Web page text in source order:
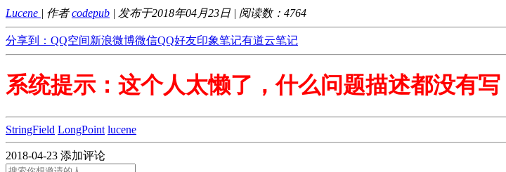
Lucene | 作者codepub | 发布于2018年04月23日 | 阅读数： 4764
分享到： QQ空间新浪微博微信QQ好友印象笔记有道云笔记
系统提示：这个人太懒了，什么问题描述都没有写
StringField LongPoint lucene
2018-04-23 添加评论